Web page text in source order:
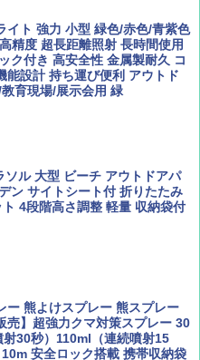
特集 星野道夫 夢見る旅
アライン）2026年9月号【特
き方 イタリア 2026～2027 地
ヨーロッパ
スター・ウォーズ
(パイクスピーク) 着替えテン
ー テント 【中が透けない】 1
み 防災グッズ 災害用トイレ ビ
ト (オリーブ)
《めざましテレビで紹介》
ッチ RENEW 幅200 2-3人用 43
ズコレクション 山善] 傘みたいに
ッとサッとテント ブラックコ
ルクローズ メッシュ 3-4人用
イト 強力 小型 緑色/赤色/青紫色
精度 超長距離照射 長時間使用
ク付き 高安全性 金属製耐久 コ
能設計 持ち運び便利 アウトド
育現場/展示会用 緑
ソル 大型 ビーチ アウトドアパ
ン サイトシート付 折りたたみ
4段階高さ調整 軽量 収納袋付
ー 熊よけスプレー 熊スプレー
売】超強力クマ対策スプレー 30
30秒）110ml（連続噴射15
安全ロック搭載 携帯収納袋